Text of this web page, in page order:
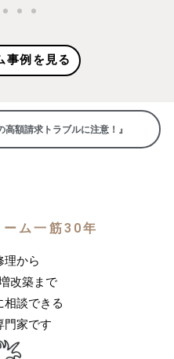
事例を見る
額請求トラブルに注意！』
ム一筋30年
理から
改築まで
相談できる
門家です